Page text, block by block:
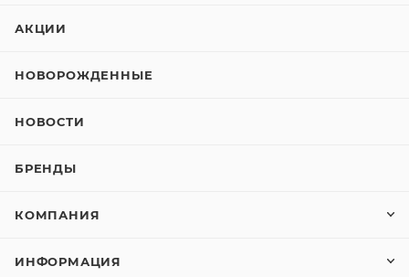
АКЦИИ
НОВОРОЖДЕННЫЕ
НОВОСТИ
БРЕНДЫ
КОМПАНИЯ
ИНФОРМАЦИЯ